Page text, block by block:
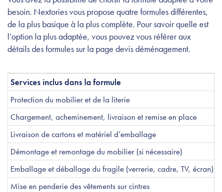
besoin. Nextories vous propose quatre formules différentes,
de la plus basique à la plus complète. Pour savoir quelle est
l’option la plus adaptée, vous pouvez vous référer aux
détails des formules sur la page devis déménagement.
Services inclus dans la formule
Protection du mobilier et de la literie
Chargement, acheminement, livraison et remise en place
Livraison de cartons et matériel d’emballage
Démontage et remontage du mobilier (si nécessaire)
Emballage et déballage du fragile (verrerie, cadre, TV, écran)
Mise en penderie des vêtements sur cintres